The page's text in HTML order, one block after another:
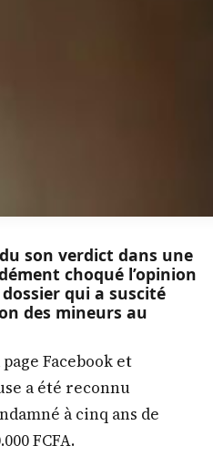
son verdict dans une
choqué l’opinion
qui a suscité
des mineurs au
Facebook et
a été reconnu
à cinq ans de
FCFA.